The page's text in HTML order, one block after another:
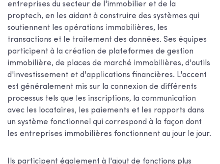
entreprises du secteur de l'immobilier et de la
proptech, en les aidant à construire des systèmes qui
soutiennent les opérations immobilières, les
transactions et le traitement des données. Ses équipes
participent à la création de plateformes de gestion
immobilière, de places de marché immobilières, d'outils
d'investissement et d'applications financières. L'accent
est généralement mis sur la connexion de différents
processus tels que les inscriptions, la communication
avec les locataires, les paiements et les rapports dans
un système fonctionnel qui correspond à la façon dont
les entreprises immobilières fonctionnent au jour le jour.
Ils participent également à l'ajout de fonctions plus